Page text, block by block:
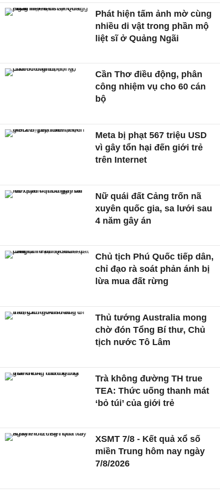
Phát hiện tấm ảnh mờ cùng
nhiều di vật trong phần mộ
liệt sĩ ở Quảng Ngãi
Cần Thơ điều động, phân
công nhiệm vụ cho 60 cán
bộ
Meta bị phạt 567 triệu USD
vì gây tổn hại đến giới trẻ
trên Internet
Nữ quái đất Cảng trốn nã
xuyên quốc gia, sa lưới sau
4 năm gây án
Chủ tịch Phú Quốc tiếp dân,
chỉ đạo rà soát phản ánh bị
lừa mua đất rừng
Thủ tướng Australia mong
chờ đón Tổng Bí thư, Chủ
tịch nước Tô Lâm
Trà không đường TH true
TEA: Thức uống thanh mát
‘bỏ túi’ của giới trẻ
XSMT 7/8 - Kết quả xổ số
miền Trung hôm nay ngày
7/8/2026